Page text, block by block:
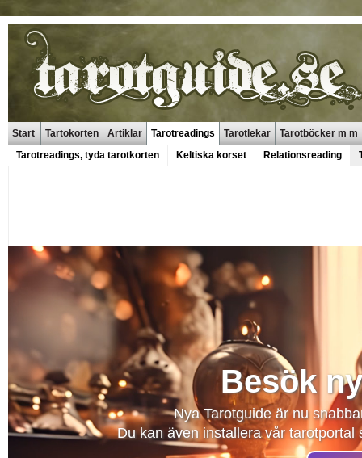
Start Tartokorten Artiklar Tarotreadings Tarotlekar
Tarotböcker m m
Tarotreadings, tyda tarotkorten
Keltiska korset Relationsreading
Besök
Nya Tarotguide är nu
Du kan även installera vår